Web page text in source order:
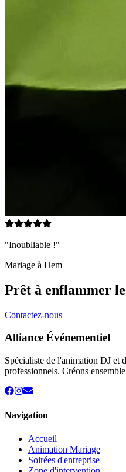
"Inoubliable !"
Mariage à Hem
Prêt à enflammer
Contactez-nous
Alliance Événementiel
Spécialiste de l'animation DJ et
professionnels. Créons
Navigation
Accueil
Animation Mariage
Soirées d'entreprise